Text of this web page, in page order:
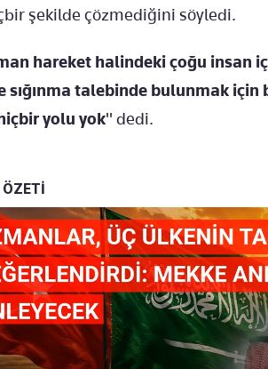
şekilde çözmediğini söyledi.
hareket halindeki çoğu insan
sığınma talebinde bulunmak
yolu yok" dedi.
ÖZETİ